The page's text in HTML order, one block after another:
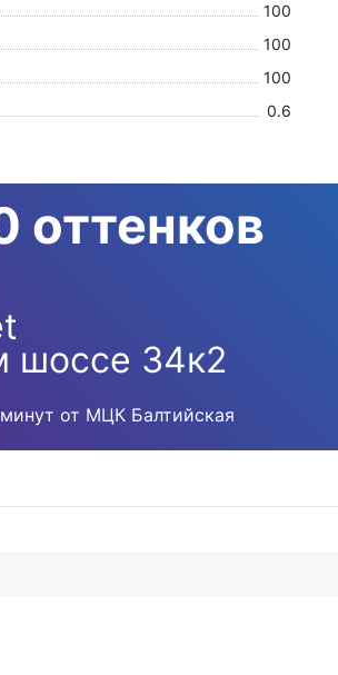
100
100
100
0.6
оттенков
шоссе 34к2
от МЦК Балтийская